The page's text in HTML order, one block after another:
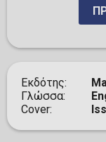
Εκδότης
Γλώσσα
Cover